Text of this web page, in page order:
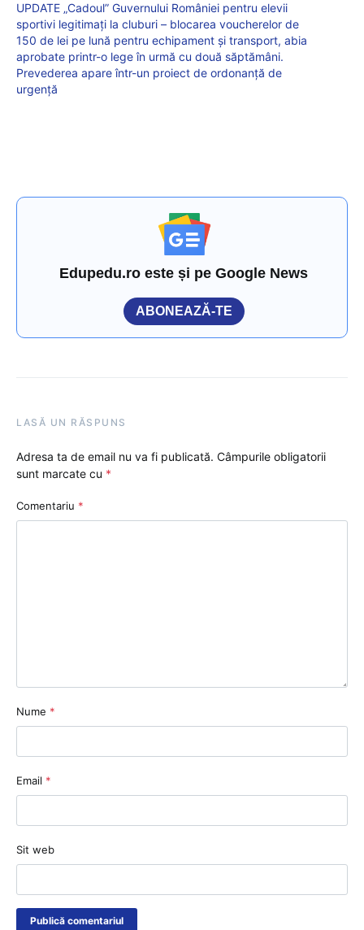
UPDATE „Cadoul” Guvernului României pentru elevii
sportivi legitimați la cluburi – blocarea voucherelor de
150 de lei pe lună pentru echipament și transport, abia
aprobate printr-o lege în urmă cu două săptămâni.
Prevederea apare într-un proiect de ordonanță de
urgență
Edupedu.ro este și pe Google News
ABONEAZĂ-TE
LASĂ UN RĂSPUNS
Adresa ta de email nu va fi publicată. Câmpurile obligatorii
sunt marcate cu *
Comentariu *
Nume *
Email *
Sit web